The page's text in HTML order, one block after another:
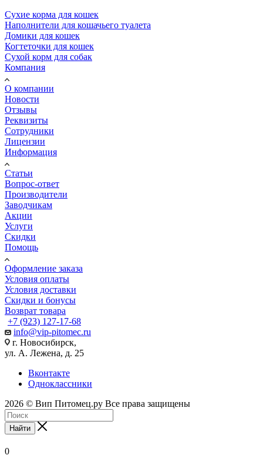
Сухие корма для кошек
Наполнители для кошачьего туалета
Домики для кошек
Когтеточки для кошек
Сухой корм для собак
Компания
О компании
Новости
Отзывы
Реквизиты
Сотрудники
Лицензии
Информация
Статьи
Вопрос-ответ
Производители
Заводчикам
Акции
Услуги
Скидки
Помощь
Оформление заказа
Условия оплаты
Условия доставки
Скидки и бонусы
Возврат товара
+7 (923) 127-17-68
info@vip-pitomec.ru
г. Новосибирск,
ул. А. Лежена, д. 25
Вконтакте
Одноклассники
2026 © Вип Питомец.ру Все права защищены
Найти
0